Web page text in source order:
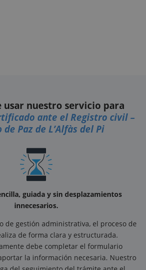
usar nuestro servicio para
ante el Registro civil –
de Paz de L’Alfàs del Pi
guiada y sin desplazamientos
innecesarios.
de gestión administrativa, el proceso de
de forma clara y estructurada.
debe completar el formulario
la información necesaria. Nuestro